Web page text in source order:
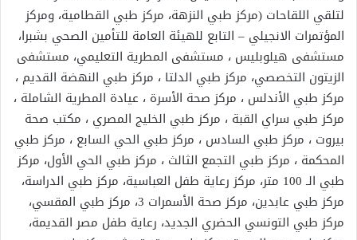
لتلقي اللقاحات (مركز طبي النزهة، مركز طبي القطامية، ومركز
المؤتمرات الانجيلي – التابع للهيئة العامة للتأمين الصحي بشبرا،
مستشفى هيلوبليس ، مستشفى المطرية التعليمي، مستشفى
الزيتون التخصصي، مركز طبي الدلتا ، مركز طبي النهضة القديم ،
مركز طبي الأندلس ، مركز صحة الأسرة ، عيادة المطرية الشاملة ،
مركز طبي سراي القبة ، مركز طبي الخليج المصري ، مكتب صحة
بيروت ، مركز طبي السادس ، مركز طبي الحي السابع ، مركز طبي
المحكمة ، مركز طبي التجمع الثالث ، مركز طبي الحي الأول، مركز
طبي الـ 100 متر، مركز رعاية طفل العباسية، مركز طبي الدراسة،
مركز طبي عابدين، مركز صحة الأسمرات 3، مركز طبي المقسي،
مركز طبي التونسي الحضري الجديد، رعاية طفل مصر القديمة،